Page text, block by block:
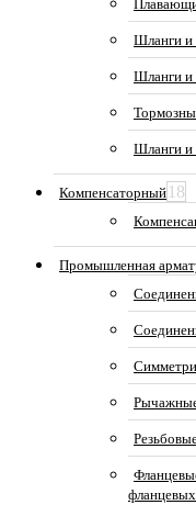
Шланги и
Шланги и
Шланги и
Компенсаторный 18
Промышленная